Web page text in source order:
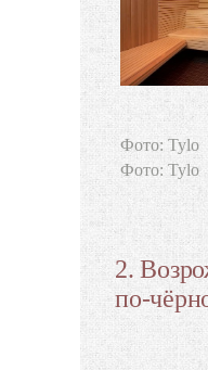
Фото: Tylo
Фото: Tylo
2.
по-